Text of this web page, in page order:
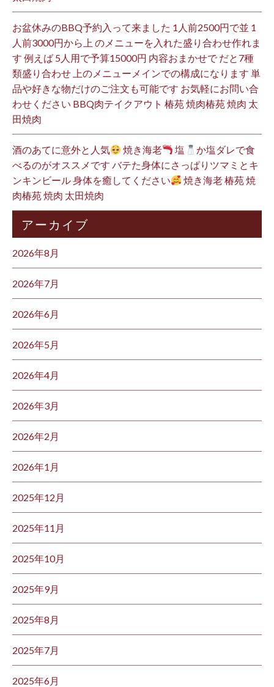
お盆休みのBBQ予約入って来ました 1人前2500円で並 1
人前3000円から上 のメニューを入れた盛り合わせ作れま
す 例えば 5人用で予算15000円 内容おまかせで だと7種
類盛り合わせ 上のメニューメインでの構成になります 単
品や好きな物だけのご注文も可能です お気軽にお問い合
わせください BBQ肉テイクアウト 椿苑 焼肉椿苑 焼肉 太
田焼肉
酒のあてに意外と人気 焼き海老 塩
か塩ダレで食
べるのがオススメです バテた身体にさっぱりツマミとキ
ンキンビール 身体を癒してください
焼き海老 椿苑 焼
肉椿苑 焼肉 太田焼肉
アーカイブ
2026年8月
2026年7月
2026年6月
2026年5月
2026年4月
2026年3月
2026年2月
2026年1月
2025年12月
2025年11月
2025年10月
2025年9月
2025年8月
2025年7月
2025年6月